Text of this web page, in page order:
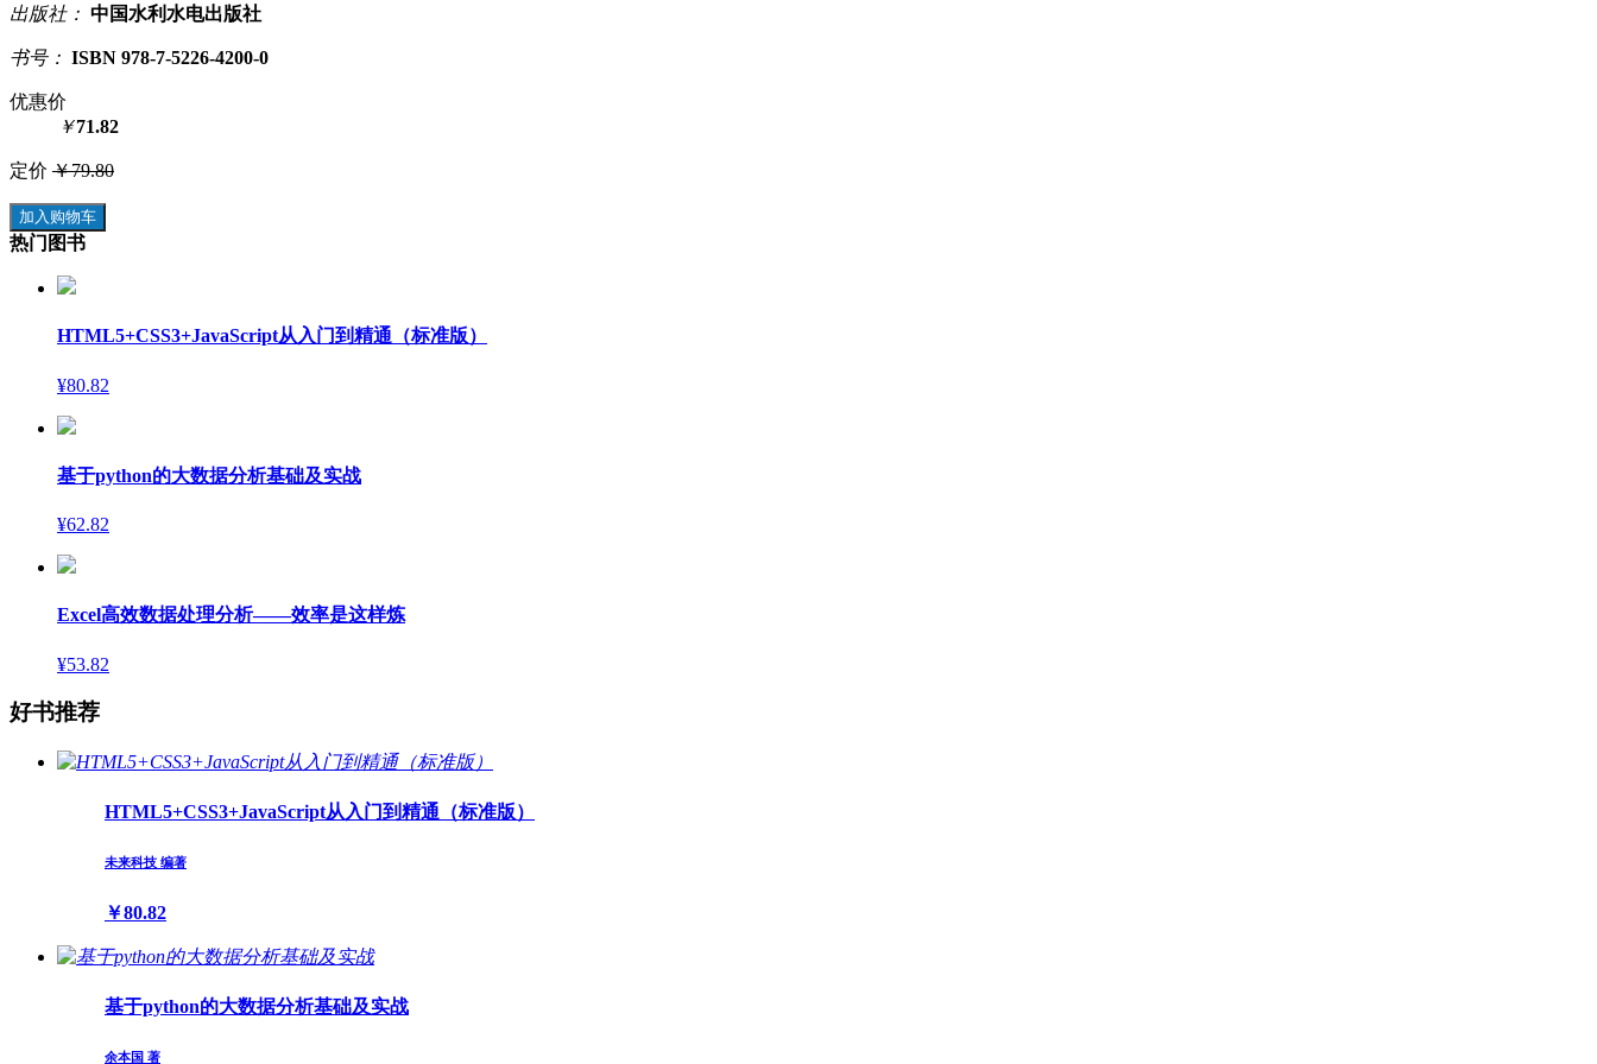
出版社： 中国水利水电出版社
书号： ISBN 978-7-5226-4200-0
优惠价
￥71.82
定价 ￥79.80
加入购物车
热门图书
HTML5+CSS3+JavaScript从入门到精通（标准版）
¥80.82
基于python的大数据分析基础及实战
¥62.82
Excel高效数据处理分析——效率是这样炼
¥53.82
好书推荐
HTML5+CSS3+JavaScript从入门到精通（标准版）
未来科技 编著
￥80.82
基于python的大数据分析基础及实战
余本国 著